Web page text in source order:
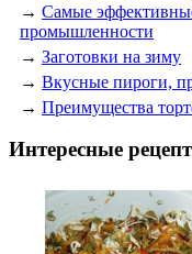
→ Самые
промышленности
→ Заготовки на зиму
→ Вкусные пироги,
→ Преимущества
Интересные